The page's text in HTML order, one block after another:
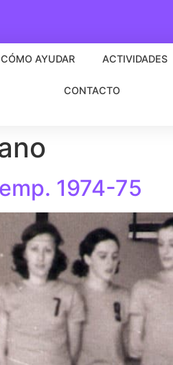
CÓMO AYUDAR ACTIVIDADES
CONTACTO
1974-75